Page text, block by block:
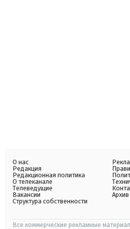
О нас
Редакция
Редакционная политика
О телеканале
Телеведущие
Вакансии
Структура собственности
Архив
Все коммерческие рекламные